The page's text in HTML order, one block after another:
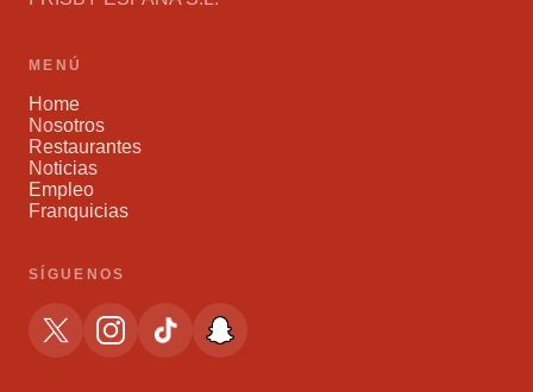
MENÚ
Home
Nosotros
Restaurantes
Noticias
Empleo
Franquicias
SÍGUENOS